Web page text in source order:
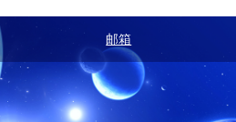
邮箱